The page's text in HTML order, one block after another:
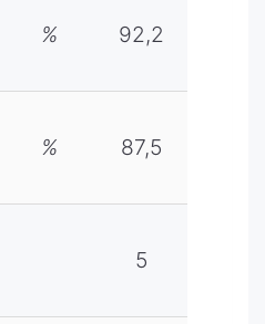
% 92,2
% 87,5
5